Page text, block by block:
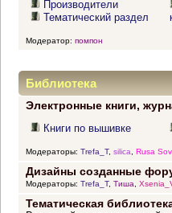
Производители
Тематический раздел
Модератор: помпон
Библиотека
Электронные книги,
Книги по вышивке
Модераторы: Trefa_T, silica Rusa
Дизайны созданные
Модераторы: Trefa_T, Тиша,
Тематическая